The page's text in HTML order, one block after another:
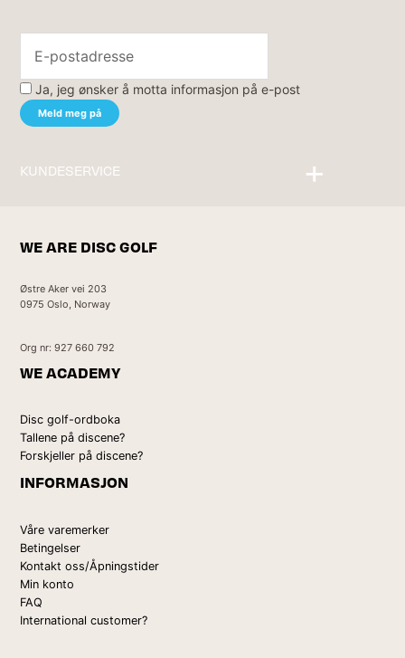
Ja, jeg ønsker å motta informasjon på e-post
KUNDESERVICE
WE ARE DISC GOLF
Østre Aker vei 203
0975 Oslo, Norway
Org nr: 927 660 792
WE ACADEMY
Disc golf-ordboka
Tallene på discene?
Forskjeller på discene?
INFORMASJON
Våre varemerker
Betingelser
Kontakt oss/Åpningstider
Min konto
FAQ
International customer?